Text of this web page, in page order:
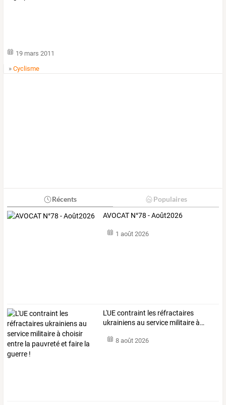
19 mars 2011
»Cyclisme
Récents Populaires
AVOCAT N°78 - Août2026
1 août 2026
L'UEcontraint les réfractaires
ukrainiensau service militaireà…
8 août 2026